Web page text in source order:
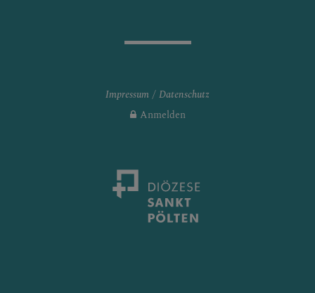
Impressum
Datenschutz
Anmelden